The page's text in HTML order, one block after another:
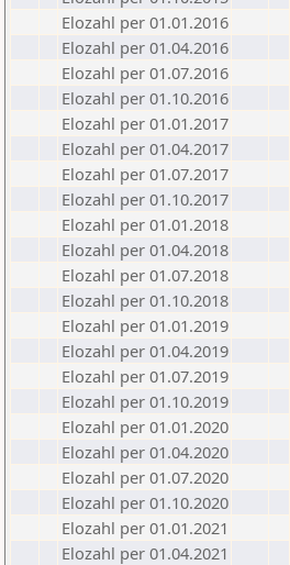
Elozahl per 01.01.2016
Elozahl per 01.04.2016
Elozahl per 01.07.2016
Elozahl per 01.10.2016
Elozahl per 01.01.2017
Elozahl per 01.04.2017
Elozahl per 01.07.2017
Elozahl per 01.10.2017
Elozahl per 01.01.2018
Elozahl per 01.04.2018
Elozahl per 01.07.2018
Elozahl per 01.10.2018
Elozahl per 01.01.2019
Elozahl per 01.04.2019
Elozahl per 01.07.2019
Elozahl per 01.10.2019
Elozahl per 01.01.2020
Elozahl per 01.04.2020
Elozahl per 01.07.2020
Elozahl per 01.10.2020
Elozahl per 01.01.2021
Elozahl per 01.04.2021